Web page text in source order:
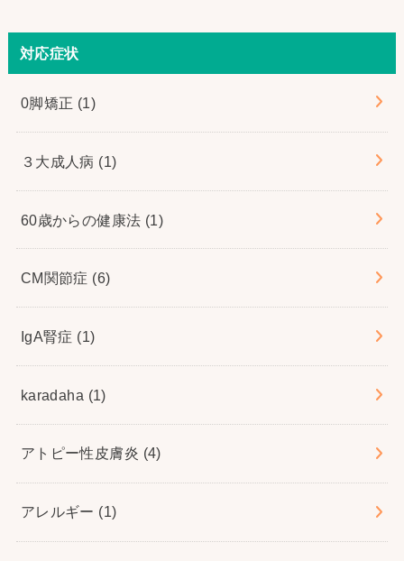
対応症状
0脚矯正 (1)
３大成人病 (1)
60歳からの健康法 (1)
CM関節症 (6)
IgA腎症 (1)
karadaha (1)
アトピー性皮膚炎 (4)
アレルギー (1)